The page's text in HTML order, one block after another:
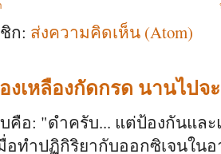
ก: ส่งความคิดเห็น (Atom)
งเหลืองกัดกรด นานไปจ
คือ: "ดำครับ... แต่ป้องกันแล
อทำปฏิกิริยากับออกซิเจนใน